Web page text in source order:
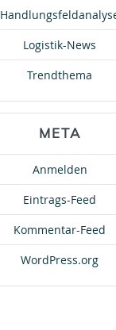
Logistik-News
Trendthema
META
Anmelden
Eintrags-Feed
Kommentar-Feed
WordPress.org